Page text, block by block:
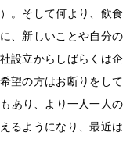
。そして何より、飲食
、新しいことや自分の
設立からしばらくは企
望の方はお断りをして
あり、より一人一人の
るようになり、最近は